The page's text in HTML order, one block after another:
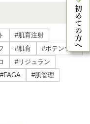
#肌育注射
#肌育
#ポテンツァ
#リジュラン
#FAGA
#肌管理